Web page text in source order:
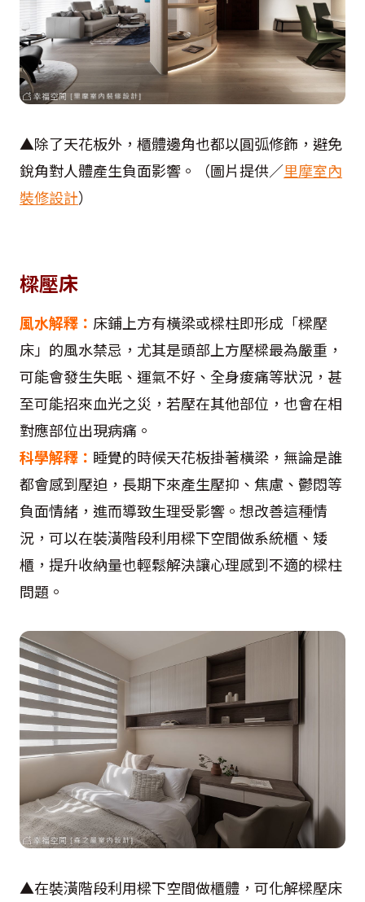
▲除了天花板外，櫃體邊角也都以圓弧修飾，避免
銳角對人體產生負面影響。（圖片提供／里摩室內
裝修設計）
樑壓床
風水解釋： 床鋪上方有橫梁或樑柱即形成「樑壓
床」的風水禁忌，尤其是頭部上方壓樑最為嚴重，
可能會發生失眠、運氣不好、全身痠痛等狀況，甚
至可能招來血光之災，若壓在其他部位，也會在相
對應部位出現病痛。
科學解釋： 睡覺的時候天花板掛著橫梁，無論是誰
都會感到壓迫，長期下來產生壓抑、焦慮、鬱悶等
負面情緒，進而導致生理受影響。想改善這種情
況，可以在裝潢階段利用樑下空間做系統櫃、矮
櫃，提升收納量也輕鬆解決讓心理感到不適的樑柱
問題。
▲在裝潢階段利用樑下空間做櫃體，可化解樑壓床